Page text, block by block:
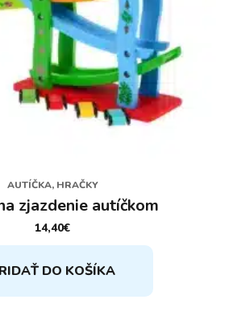
AUTÍČKA, HRAČKY
zjazdenie autíčkom
14,40€
DO KOŠÍKA